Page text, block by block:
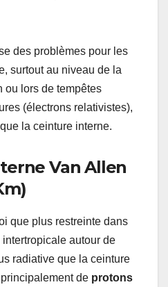
des problèmes pour les
surtout au niveau de la
ou lors de tempêtes
(électrons relativistes),
la ceinture interne.
Van Allen
que plus restreinte dans
intertropicale autour de
radiative que la ceinture
de protons